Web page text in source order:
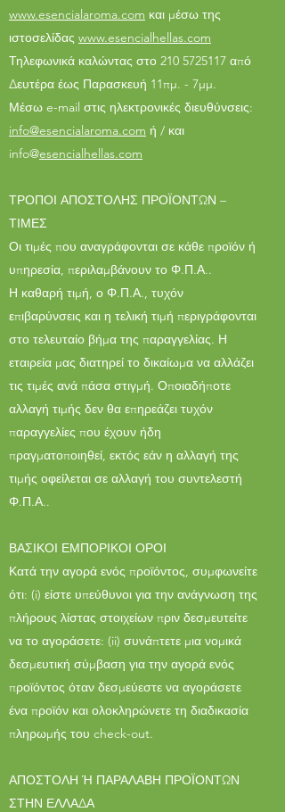
www.esencialaroma.com και μέσω της
ιστοσελίδας www.esencialhellas.com
Τηλεφωνικά καλώντας στο 210 5725117 από
Δευτέρα έως Παρασκευή 11πμ. - 7μμ.
Μέσω e-mail στις ηλεκτρονικές διευθύνσεις:
info@esencialaroma.com ή / και
info@esencialhellas.com
ΤΡΟΠΟΙ ΑΠΟΣΤΟΛΗΣ ΠΡΟΪΟΝΤΩΝ –
ΤΙΜΕΣ
Οι τιμές που αναγράφονται σε κάθε προϊόν ή
υπηρεσία, περιλαμβάνουν το Φ.Π.Α..
Η καθαρή τιμή, ο Φ.Π.Α., τυχόν
επιβαρύνσεις και η τελική τιμή περιγράφονται
στο τελευταίο βήμα της παραγγελίας. Η
εταιρεία μας διατηρεί το δικαίωμα να αλλάζει
τις τιμές ανά πάσα στιγμή. Οποιαδήποτε
αλλαγή τιμής δεν θα επηρεάζει τυχόν
παραγγελίες που έχουν ήδη
πραγματοποιηθεί, εκτός εάν η αλλαγή της
τιμής οφείλεται σε αλλαγή του συντελεστή
Φ.Π.Α..
ΒΑΣΙΚΟΙ ΕΜΠΟΡΙΚΟΙ ΟΡΟΙ
Κατά την αγορά ενός προϊόντος, συμφωνείτε
ότι: (i) είστε υπεύθυνοι για την ανάγνωση της
πλήρους λίστας στοιχείων πριν δεσμευτείτε
να το αγοράσετε: (ii) συνάπτετε μια νομικά
δεσμευτική σύμβαση για την αγορά ενός
προϊόντος όταν δεσμεύεστε να αγοράσετε
ένα προϊόν και ολοκληρώνετε τη διαδικασία
πληρωμής του check-out.
ΑΠΟΣΤΟΛΗ Ή ΠΑΡΑΛΑΒΗ ΠΡΟΪΟΝΤΩΝ
ΣΤΗΝ ΕΛΛΑΔΑ